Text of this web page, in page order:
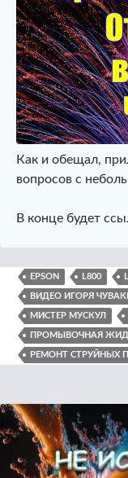
Как и обещал,
вопросов с
В конце будет
EPSON L800
ВИДЕО ИГОРЯ
МИСТЕР МУСКУЛ
ПРОМЫВОЧНАЯ
РЕМОНТ СТРУЙНЫХ